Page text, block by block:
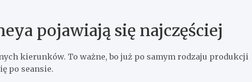
pojawiają się najczęściej
kierunków. To ważne, bo już po samym rodzaju produkcji
po seansie.